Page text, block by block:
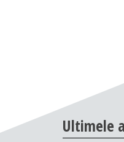
Ultimele